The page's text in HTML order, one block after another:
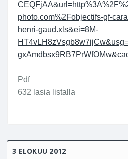
photo.com%2Fobjectifs-gf-
henri-gaud.xls&ei=8M-
Pdf
632 lasia listalla
3 ELOKUU 2012